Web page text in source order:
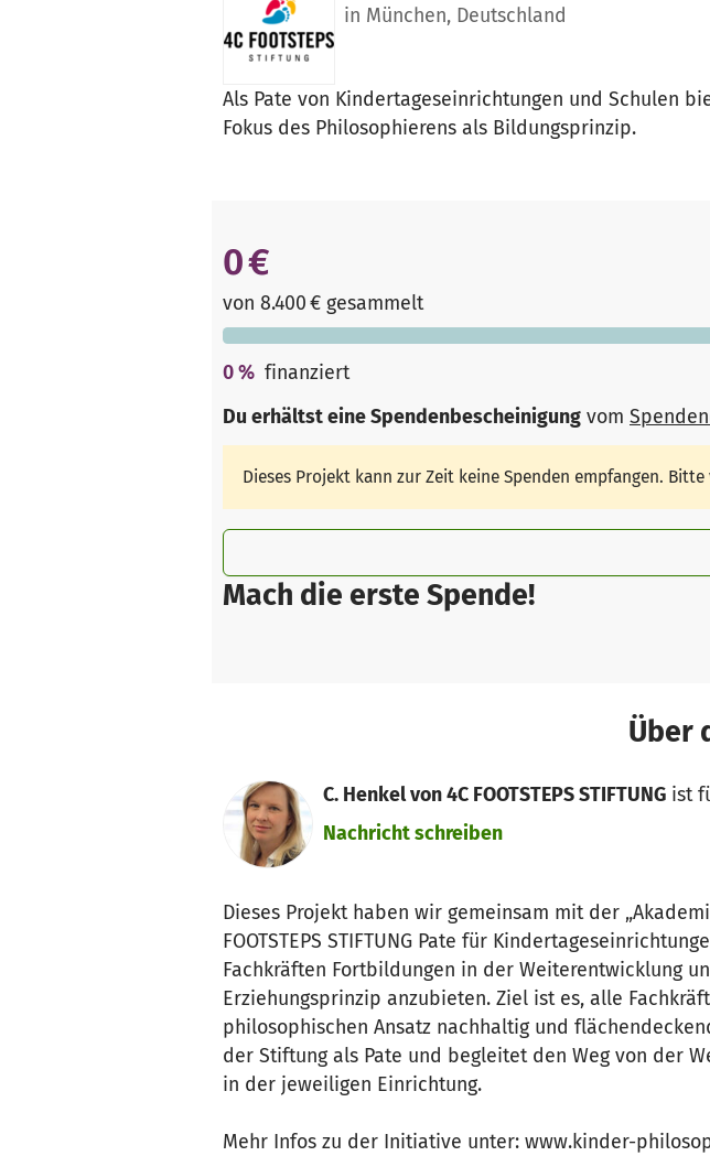
in München, Deutschland
Als Pate von Kindertageseinrichtungen und Schulen
Fokus des Philosophierens als Bildungsprinzip.
Mach die erste Spende!
0 €
von 8.400 € gesammelt
0% finanziert
Du erhältst eine Spendenbescheinigung vom
Dieses Projekt kann zur Zeit keine Spenden empfangen.
Über
C. Henkel von 4C FOOTSTEPS STIFTUNGist
Nachricht schreiben
Dieses Projekt haben wir gemeinsam mit der
FOOTSTEPS STIFTUNG Pate für
Fachkräften Fortbildungen in der Weiterentwicklung
Erziehungsprinzip anzubieten. Ziel ist es, alle
philosophischen Ansatz nachhaltig und
der Stiftung als Pate und begleitet den Weg von der
in der jeweiligen Einrichtung.
Mehr Infos zu der Initiative unter: www.kinder-